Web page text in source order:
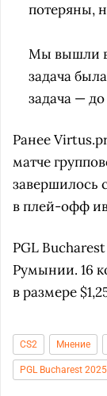
потеряны,
Мы вышли
задача
задача —
Ранее
матче
завершилось
в плей-офф
PGL
Румынии. 16
в размере
CS2 Мнение
PGL Bucharest